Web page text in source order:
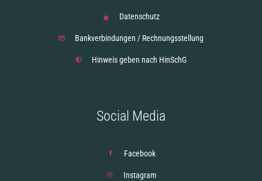
Datenschutz
Bankverbindungen / Rechnungsstellung
Hinweis geben nach HinSchG
Social Media
Facebook
Instagram